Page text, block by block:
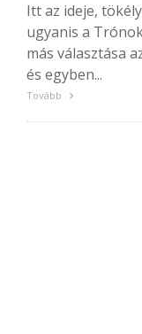
Itt az ideje,
ugyanis a
más választása
és egyben...
Tovább